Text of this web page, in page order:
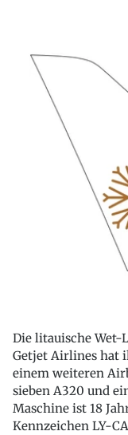
Die litauische Wet-
Getjet Airlines hat
einem weiteren
sieben A320 und
Maschine ist 18
Kennzeichen LY-